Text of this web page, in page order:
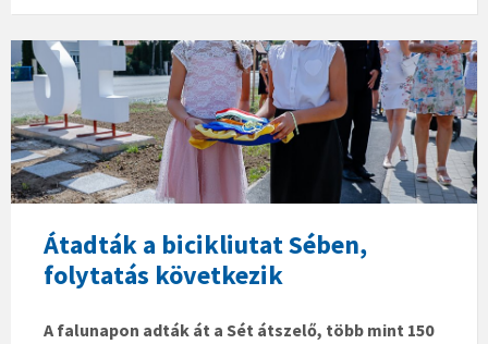
Átadták a bicikliutat Sében,
folytatás következik
A falunapon adták át a Sét átszelő, több mint 150